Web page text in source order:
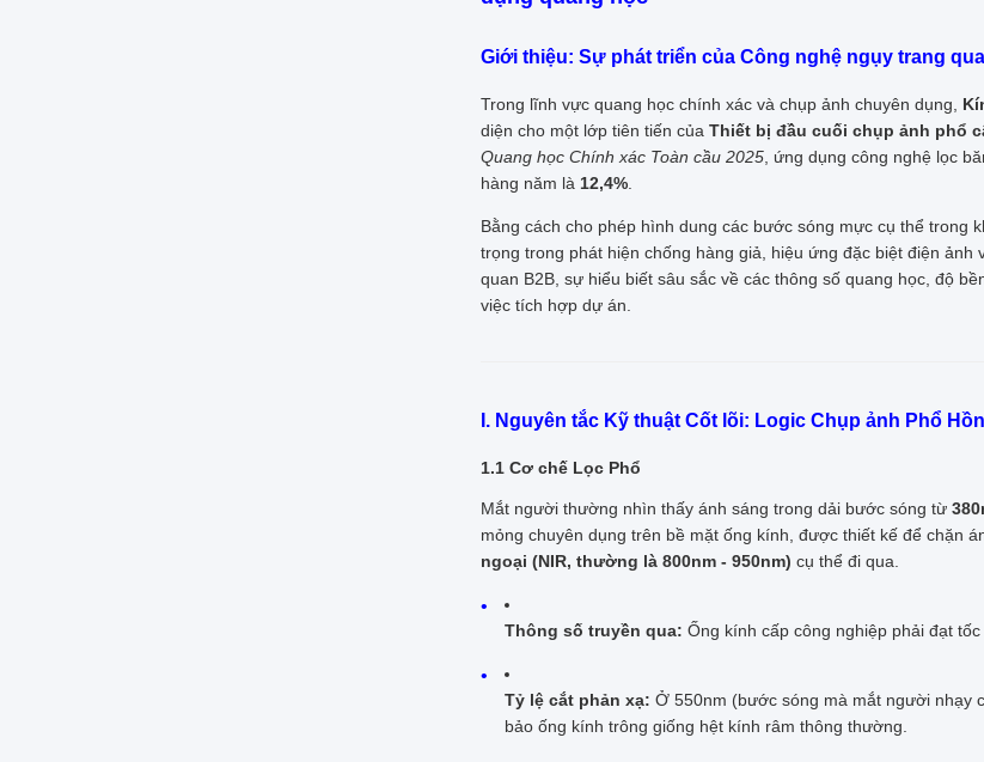
Giới thiệu: Sự phát triển của Công nghệ ngụy trang
Trong lĩnh vực quang học chính xác và chụp ảnh chuyên dụng,
diện cho một lớp tiên tiến của Thiết bị đầu cuối chụp ảnh phổ
Quang học Chính xác Toàn cầu 2025 , ứng dụng công nghệ lọc
hàng năm là 12,4%
Bằng cách cho phép hình dung các bước sóng mực cụ thể trong
trọng trong phát hiện chống hàng giả, hiệu ứng đặc biệt điện
quan B2B, sự hiểu biết sâu sắc về các thông số quang học, độ
việc tích hợp dự án.
I. Nguyên tắc Kỹ thuật Cốt lõi: Logic Chụp ảnh Phổ
1.1 Cơ chế Lọc Phổ
Mắt người thường nhìn thấy ánh sáng trong dải bước sóng từ
mỏng chuyên dụng trên bề mặt ống kính, được thiết kế để chặn
ngoại (NIR, thường là 800nm - 950nm) cụ thể đi qua.
Thông số truyền qua: Ống kính cấp công nghiệp phải đạt
Tỷ lệ cắt phản xạ: Ở 550nm (bước sóng mà mắt người nhạy
bảo ống kính trông giống hệt kính râm thông thường.